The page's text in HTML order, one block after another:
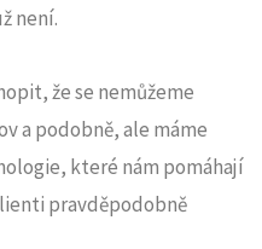
není.
že se nemůžeme
a podobně, ale máme
které nám pomáhají
pravděpodobně